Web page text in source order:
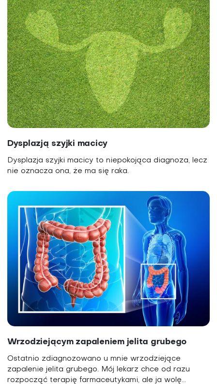
Dysplazją szyjki macicy
Dysplazja szyjki macicy to niepokojąca diagnoza, lecz
nie oznacza ona, że ma się raka.
Wrzodziejącym zapaleniem jelita grubego
Ostatnio zdiagnozowano u mnie wrzodziejące
zapalenie jelita grubego. Mój lekarz chce od razu
rozpocząć terapię farmaceutykami, ale ja wolę...